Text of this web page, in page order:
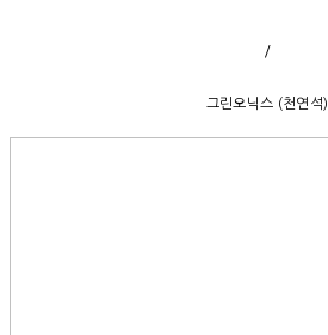
/
그린오닉스 (천연석)